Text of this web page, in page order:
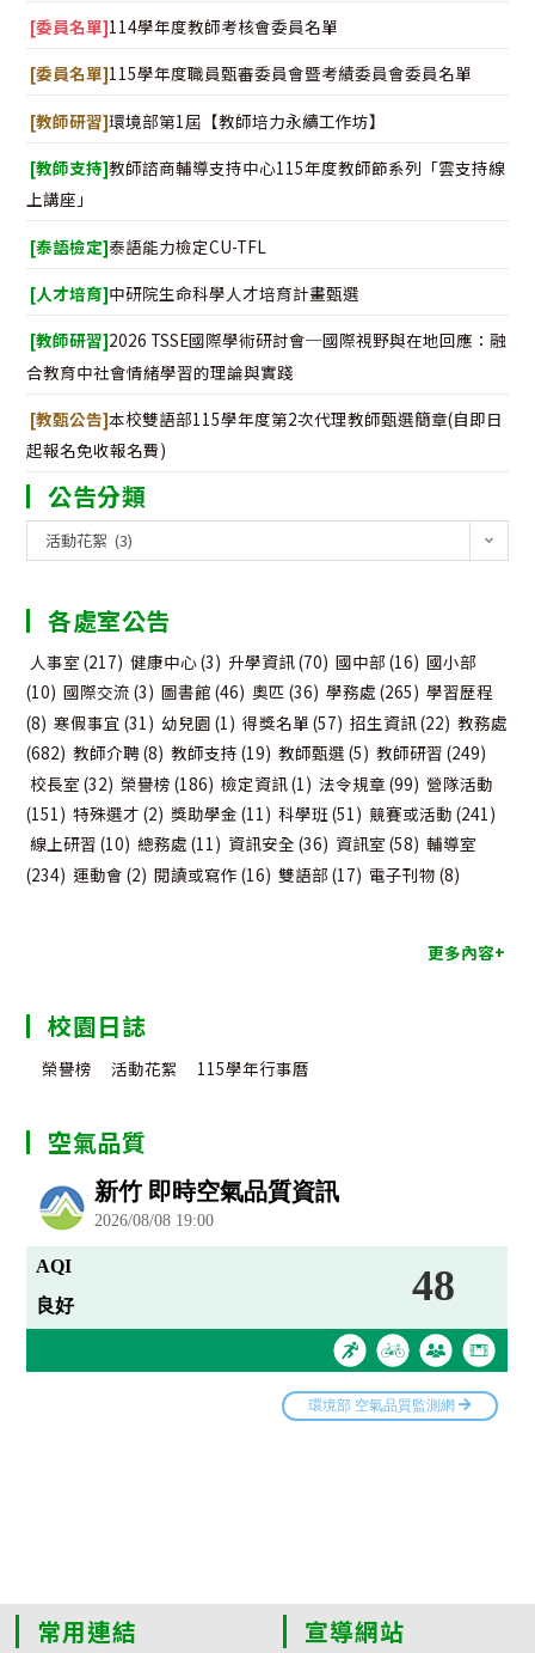
[委員名單]114學年度教師考核會委員名單
[委員名單]115學年度職員甄審委員會暨考績委員會委員名單
[教師研習]環境部第1屆【教師培力永續工作坊】
[教師支持]教師諮商輔導支持中心115年度教師節系列「雲支持線
上講座」
[泰語檢定]泰語能力檢定CU-TFL
[人才培育]中研院生命科學人才培育計畫甄選
[教師研習]2026 TSSE國際學術研討會─國際視野與在地回應：融
合教育中社會情緒學習的理論與實踐
[教甄公告]本校雙語部115學年度第2次代理教師甄選簡章(自即日
起報名免收報名費)
公告分類
告
類
活動花絮 (3)
各處室公告
人事室 (217) 健康中心(3) 升學資訊(70) 國中部 (16) 國小部
(10) 國際交流 (3) 圖書館 (46) 奧匹 (36) 學務處 (265) 學習歷程
(8) 寒假事宜 (31) 幼兒園 (1) 得獎名單 (57) 招生資訊(22) 教務處
(682) 教師介聘(8) 教師支持 (19) 教師甄選 (5) 教師研習 (249)
校長室 (32) 榮譽榜 (186) 檢定資訊(1) 法令規章 (99) 營隊活動
(151) 特殊選才 (2) 獎助學金 (11) 科學班(51) 競賽或活動 (241)
線上研習 (10) 總務處 (11) 資訊安全 (36) 資訊室 (58) 輔導室
(234) 運動會 (2) 閱讀或寫作 (16) 雙語部 (17) 電子刊物 (8)
更多內容+
校園日誌
榮譽榜 活動花絮 115學年行事曆
空氣品質
常用連結 宣導網站